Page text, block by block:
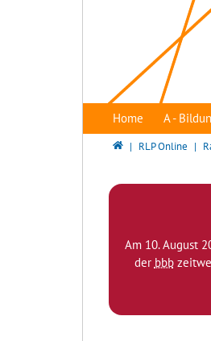
Home A -
Bildungsserver
RLP Online
Am 10. August
der bbb